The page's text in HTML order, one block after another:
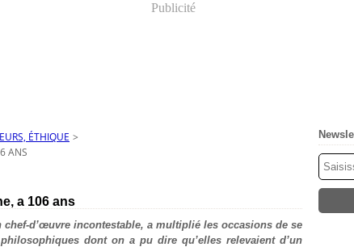
Publicité
ÉTHIQUE >
ANS
a 106 ans
d’œuvre incontestable, a multiplié les occasions de se
dont on a pu dire qu’elles relevaient d’un